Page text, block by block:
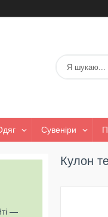
Сувеніри
Кулон
—